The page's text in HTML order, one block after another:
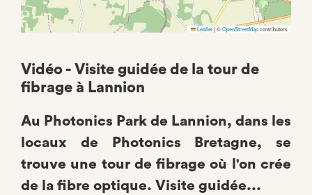
Leaflet|©OpenStreetMapcontributors
Vidéo - Visite guidée de la tour de
fibrage à Lannion
Au Photonics Park de Lannion, dans les
locaux de Photonics Bretagne, se
trouve une tour de fibrage où l'on crée
de la fibre optique. Visite guidée...